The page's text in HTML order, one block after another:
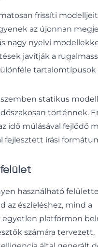
frissíti
az újonnan
nagy nyelvi
javítják a
tartalomtípusok
szemben statikus
történnek.
idő múlásával fejlődő
fejlesztett írási
használható
az észleléshez, mind a
egyetlen platformon
számára tervezett,